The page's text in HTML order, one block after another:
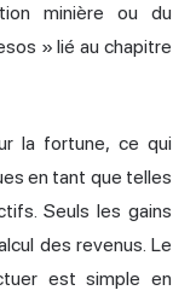
minière ou du
» lié au chapitre
la fortune, ce qui
en tant que telles
Seuls les gains
des revenus. Le
est simple en